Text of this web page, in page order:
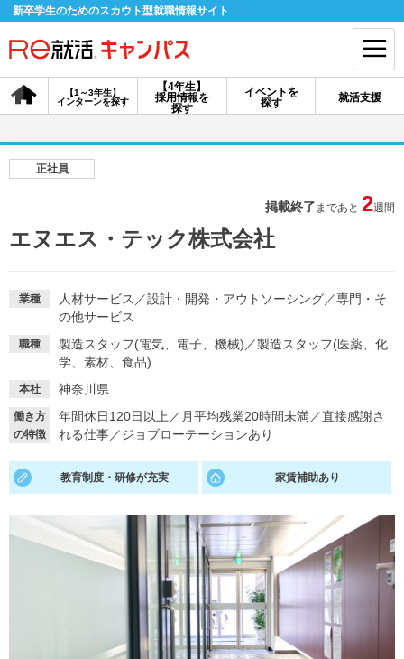
新卒学生のためのスカウト型就職情報サイト
【4年生】
採用情報を
探す
【1～3年生】
インターンを探す
イベントを
探す
就活支援
会員登録 ログイン
就活ノウハウ・サポート
就活支援
就活ノウハウが満載！ お役立ち記事・相談室など
あなたに合う仕事を診断！ 動画で対策講座をチェック
就活ニュースペーパー よくある質問
不明点があればこちら
正社員
掲載終了 まであと 2週間
エヌエス・テック株式会社
業種 人材サービス ／設計・開発・アウトソーシング／専門・そ
の他サービス
職種 製造スタッフ(電気、電子、機械) ／製造スタッフ(医薬、化
学、素材、食品)
本社 神奈川県
働き方
の特徴
年間休日120日以上 ／ 月平均残業20時間未満／直接感謝さ
れる仕事／ジョブローテーションあり
教育制度・研修が充実 家賃補助あり